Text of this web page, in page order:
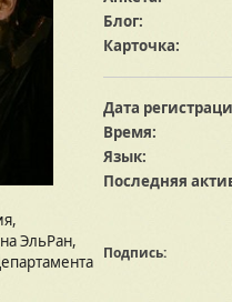
ЭльРан,
Блог:
Карточка:
Дата
Время:
Язык:
Последняя
Подпись: